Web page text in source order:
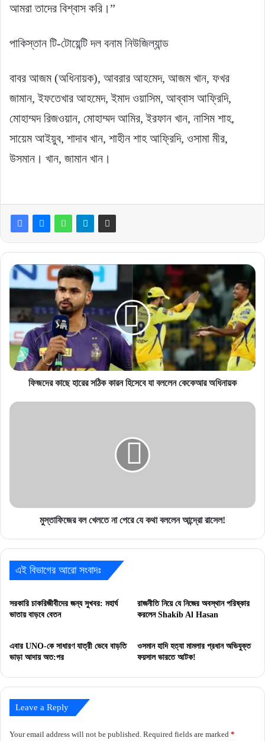
আমরা তাদের বিশ্বাস করি।”
পাকিস্তান টি-টোয়েন্টি দল বনাম নিউজিল্যান্ড
বাবর আজম (অধিনায়ক), আবরার আহমেদ, আজম খান, ফখর
জামান, ইফতেখার আহমেদ, ইমাদ ওয়াসিম, আব্বাস আফ্রিদি,
মোহাম্মদ রিজওয়ান, মোহাম্মদ আমির, ইরফান খান, নাসিম শাহ,
সায়েম আইয়ুব, শাদাব খান, শাহীন শাহ আফ্রিদি, ওসামা মীর,
উসমান। খান, জামান খান।
ফিজদের
কাছে
সঠিক
কারন
হিসেবে
যা
বললেন
কেকেআর
অধিনায়কফিজদের কাছে হারের সঠিক কারন হিসেবে যা বললেন কেকেআর অধিনায়ক
মুস্তাফিজের
আন্দ্রো
মুস্তাফিজের বল খেলতে না পেরে যে কথা বললেন আন্দ্রো রাসেল!
এই বিভাগের আরো সংবাদঃ
সরকারি চাকরিজীবীদের জন্য সুখবর: মহার্ঘ
ভাতায় বাড়বে বেতন
রাজনীতি নিয়ে যে নিজের অবস্থান পরিষ্কার
করলেন Shakib Al Hasan
এবার UNO-কে সাধারণ যাত্রী ভেবে বাড়তি
ভাড়া আদায় অত:পর
ওসমান হাদি হত্যা মামলার প্রধান অভিযুক্ত
ফয়সাল ভারতে আটক!
Leave a Reply
Your email address will not be published. Required fields are marked *